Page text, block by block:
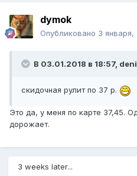
dymok
Опубликовано 3 января,
В 03.01.2018 в 18:57,
скидочная рулит по 37 р.
Это да, у меня по карте 37,45.
дорожает.
3 weeks later...